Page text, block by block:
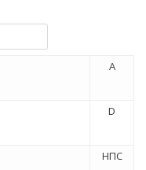
A
D
НПС